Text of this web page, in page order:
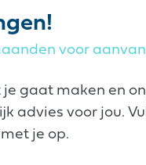
voor
gaat maken en
advies voor jou.
je op.